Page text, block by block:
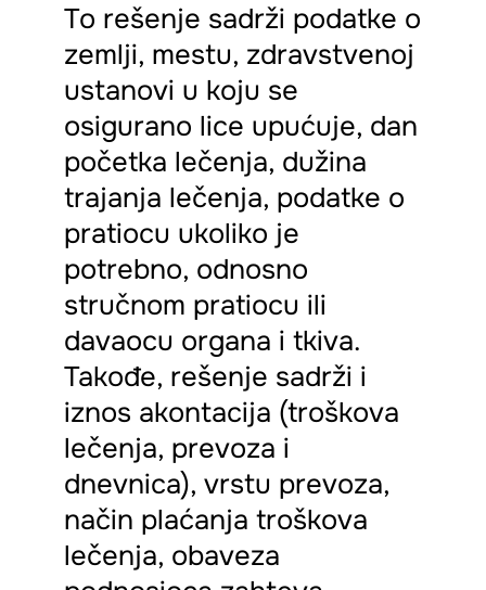
To rešenje sadrži podatke o
zemlji, mestu, zdravstvenoj
ustanovi u koju se
osigurano lice upućuje, dan
početka lečenja, dužina
trajanja lečenja, podatke o
pratiocu ukoliko je
potrebno, odnosno
stručnom pratiocu ili
davaocu organa i tkiva.
Takođe, rešenje sadrži i
iznos akontacija (troškova
lečenja, prevoza i
dnevnica), vrstu prevoza,
način plaćanja troškova
lečenja, obaveza